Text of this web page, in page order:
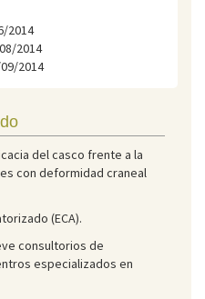
2014
2014
2014
del casco frente a la
con deformidad craneal
(ECA).
consultorios de
especializados en